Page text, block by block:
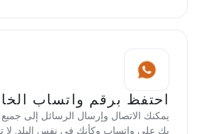
احتفظ برقم واتساب
يمكنك الاتصال وإرسال الرسائل إلى
بك على واتساب وكأنك في نفس البلد. لا